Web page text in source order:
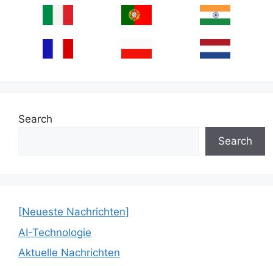
Search
Search
[Neueste Nachrichten]
AI-Technologie
Aktuelle Nachrichten